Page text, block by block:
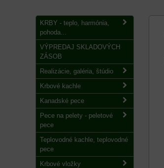
KRBY - teplo, harmónia,
pohoda...
VÝPREDAJ SKLADOVÝCH
ZÁSOB
Realizácie, galéria, štúdio
Krbové kachle
Kanadské pece
Pece na pelety - peletové
pece
Teplovodné kachle, teplovodné
pece
Krbové vložky